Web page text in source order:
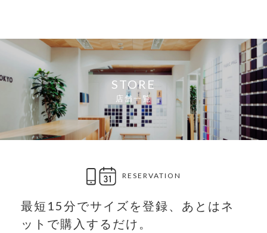
STORE
店舗一覧
RESERVATION
最短15分でサイズを登録、 あとはネ
ットで購入するだけ。